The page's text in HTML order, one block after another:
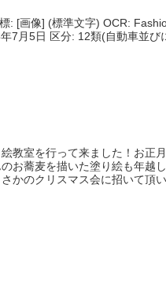
: [画像] (標準文字) OCR:
7月5日 区分: 12類(自動車並び
教室を行って来ました！お正
お蕎麦を描いた塗り絵も年越
かのクリスマス会に招いて頂い